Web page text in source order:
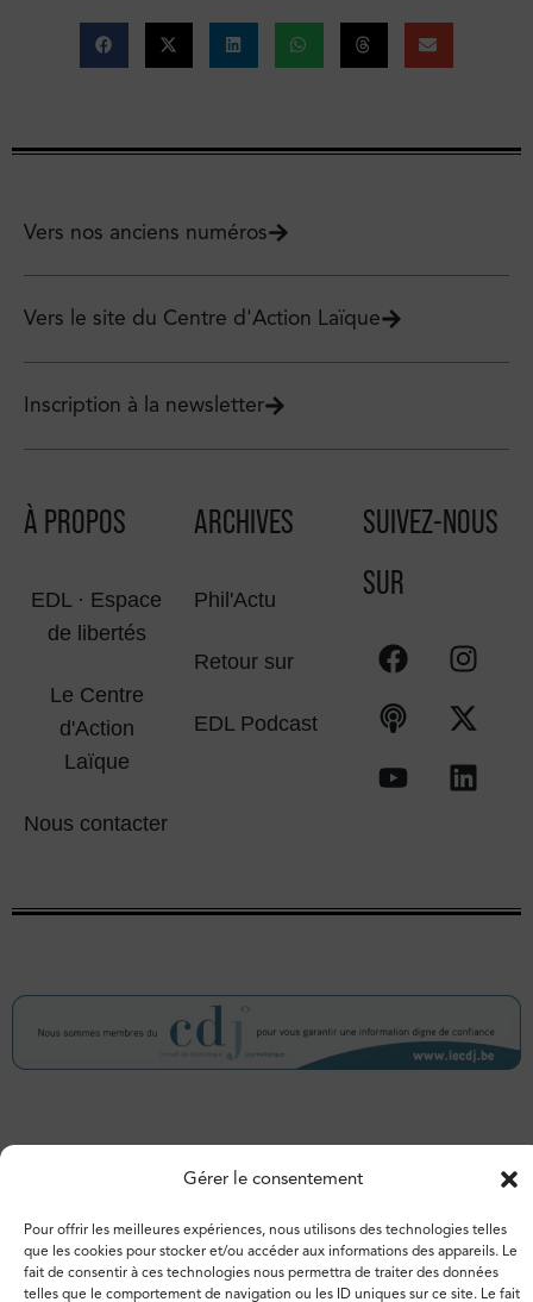
Gérer le consentement
Pour offrir les meilleures expériences, nous utilisons des technologies telles
que les cookies pour stocker et/ou accéder aux informations des appareils. Le
fait de consentir à ces technologies nous permettra de traiter des données
telles que le comportement de navigation ou les ID uniques sur ce site. Le fait
Vers nos anciens numéros
Vers le site du Centre d'Action Laïque
Inscription à la newsletter
À PROPOS
EDL · Espace
de libertés
Le Centre
d'Action
Laïque
Nous contacter
ARCHIVES
Phil'Actu
Retour sur
EDL Podcast
SUIVEZ-NOUS
SUR